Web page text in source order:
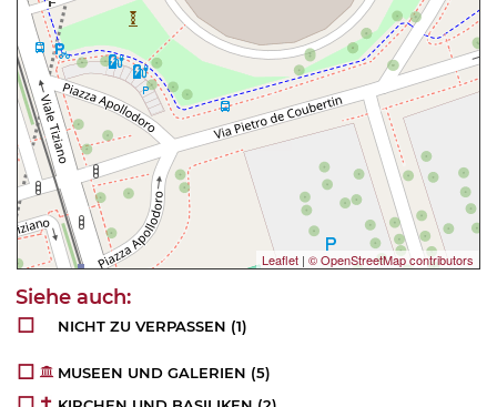
Leaflet | © OpenStreetMap contributors
NICHT ZU VERPASSEN (1)
MUSEEN UND GALERIEN (5)